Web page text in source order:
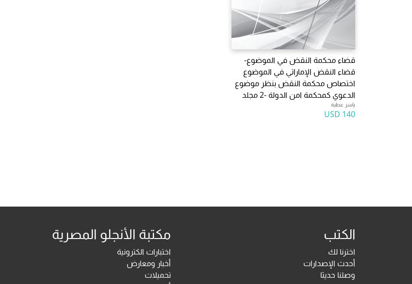
قضاء محكمة النقض في الموضوع-
قضاء النقض الإماراتي في الموضوع
اختصاص محكمة النقض بنظر موضوع
الدعوي كمحكمة امن الدولة -2 مجلد
ياسر عطية
140 USD
الكتب
اخترنا لك
أحدث الإصدارات
وصلنا حديثا
مكتبة الأنجلو المصرية
اختبارات الكترونية
أخبار ومعارض
تحميلات